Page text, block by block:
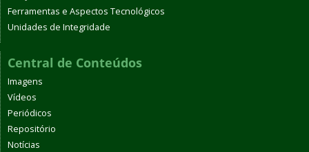
Ferramentas e Aspectos Tecnológicos
Unidades de Integridade
Central de Conteúdos
Imagens
Vídeos
Periódicos
Repositório
Notícias